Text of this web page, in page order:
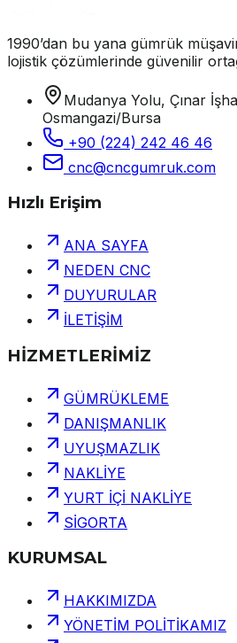
1990’dan bu yana gümrük
lojistik çözümlerinde güvenilir
Mudanya Yolu, Çınar
Osmangazi/Bursa
+90 (224) 242 46 46
cnc@cncgumruk.com
Hızlı Erişim
ANA SAYFA
NEDEN CNC
DUYURULAR
İLETİŞİM
HİZMETLERİMİZ
GÜMRÜKLEME
DANIŞMANLIK
UYUŞMAZLIK
NAKLİYE
YURT İÇİ NAKLİYE
SİGORTA
KURUMSAL
HAKKIMIZDA
YÖNETİM POLİTİKAMIZ